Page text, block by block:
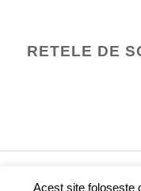
RETELE DE
Acest site folosește